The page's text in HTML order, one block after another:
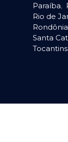
Paraíba,
Rio de
Rondônia
Santa
Tocantins